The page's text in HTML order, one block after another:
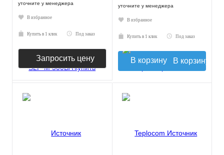
уточните у менеджера
В избранное
Купить в 1 клик Под заказ
Запросить цену
уточните у менеджера
В избранное
Купить в 1 клик Под заказ
В корзину